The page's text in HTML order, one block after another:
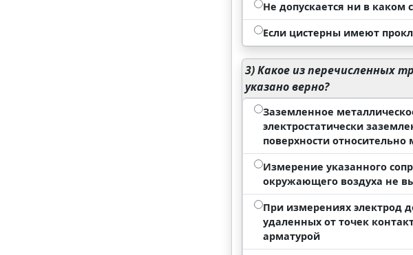
Не допускается ни в каком
Если цистерны имеют
3)Какое из перечисленных
указано верно?
Заземленное
электростатически
поверхности
Измерение указанного
окружающего воздуха не
При измерениях электрод
удаленных от точек
арматурой